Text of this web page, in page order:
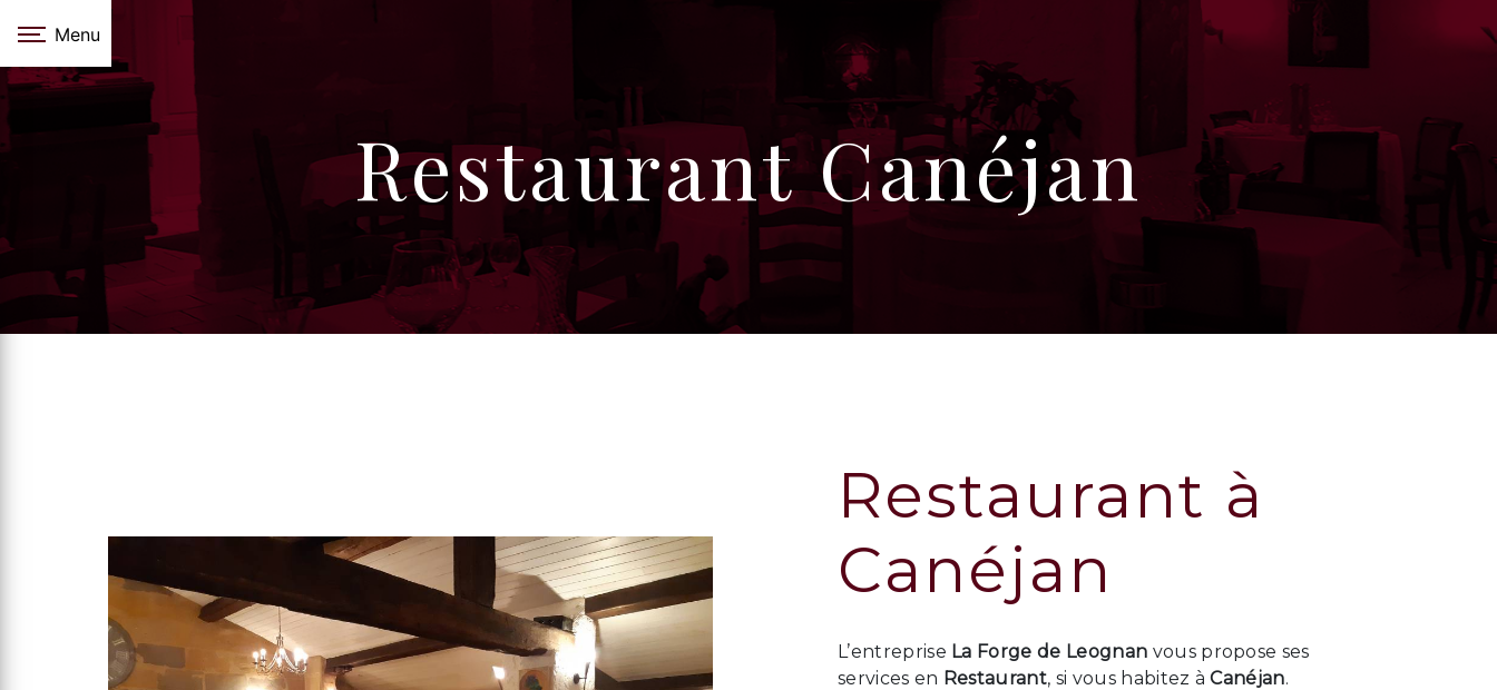
Menu
Restaurant Canéjan
Restaurant à
Canéjan
L’entreprise La Forge de Leognan vous propose ses
services en Restaurant, si vous habitez àCanéjan.
Panneau de gestion des cookies